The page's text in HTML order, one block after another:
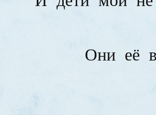
Они её